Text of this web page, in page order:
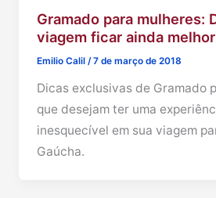
Gramado para mulheres:
viagem ficar ainda melhor
Emilio Calil/7 de março de 2018
Dicas exclusivas de Gramado
que desejam ter uma
inesquecível em sua viagem
Gaúcha.